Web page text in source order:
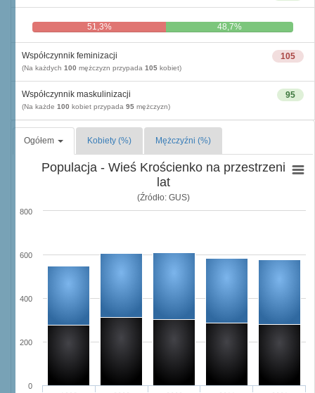
51,3% 48,7%
105
Współczynnik feminizacji
(Na każdych 100 mężczyzn przypada 105 kobiet)
95
Współczynnik maskulinizacji
(Na każde 100 kobiet przypada 95 mężczyzn)
Ogółem Kobiety (%) Mężczyźni (%)
Populacja - Wieś Krościenko na przestrzeni
lat
(Źródło: GUS)
0
200
400
600
800